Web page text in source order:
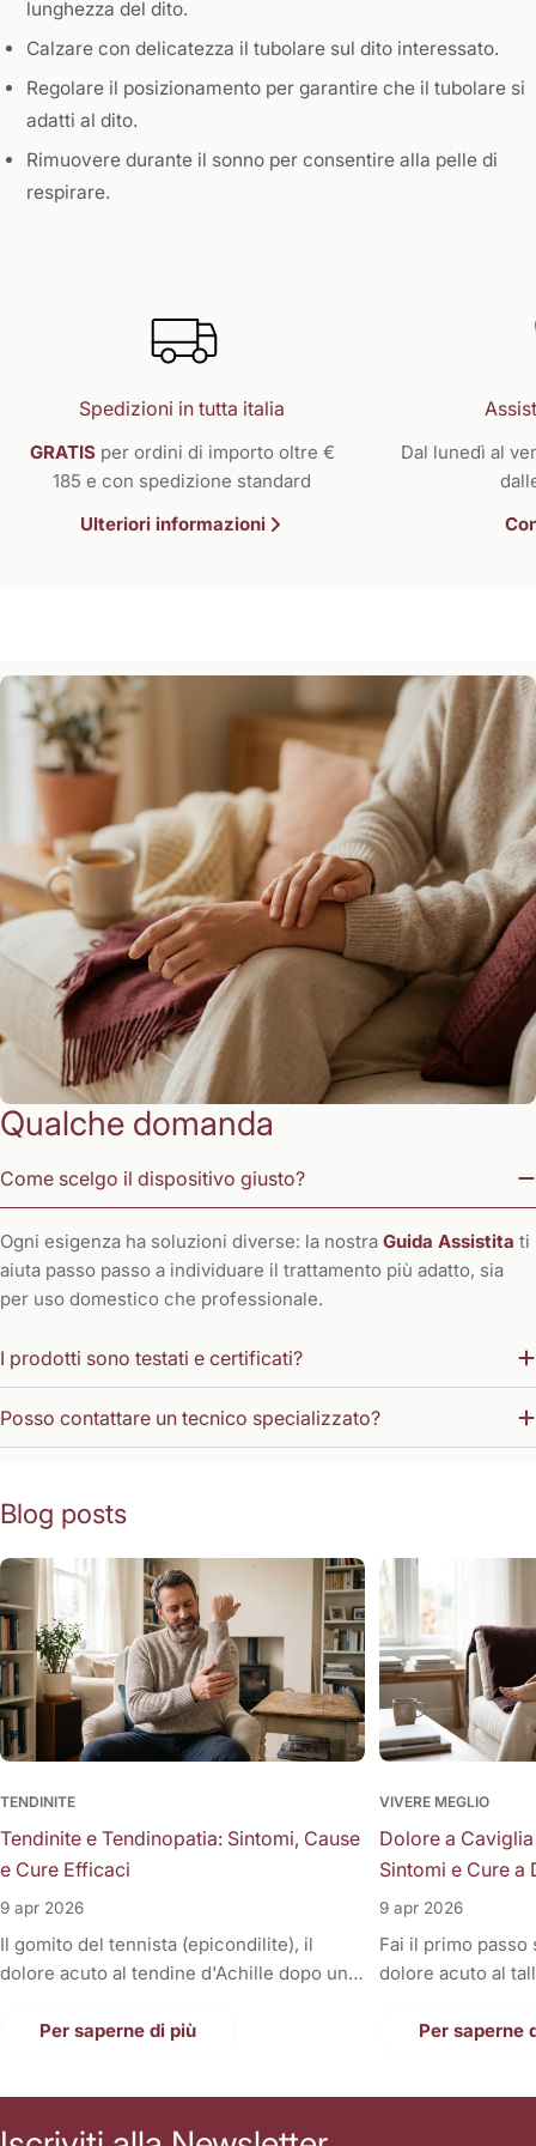
lunghezza del dito.
Calzare con delicatezza il tubolare sul dito interessato.
Regolare il posizionamento per garantire che il tubolare si
adatti al dito.
Rimuovere durante il sonno per consentire alla pelle di
respirare.
Spedizioni in tutta italia
GRATIS per ordini di importo oltre €
185 e con spedizione standard
Ulteriori informazioni
Dal lunedì al
Qualche domanda
Come scelgo il dispositivo giusto?
Ogni esigenza ha soluzioni diverse: la nostra Guida Assistita ti
aiuta passo passo a individuare il trattamento più adatto, sia
per uso domestico che professionale.
I prodotti sono testati e certificati?
Posso contattare un tecnico specializzato?
Blog posts
TENDINITE
Tendinite e Tendinopatia: Sintomi, Cause
e Cure Efficaci
9 apr 2026
Il gomito del tennista (epicondilite), il
dolore acuto al tendine d'Achille dopo una
braccio, o il fastidioso dolore al ginocchio
Per saperne di più
VIVERE MEGLIO
Dolore a
Sintomi e Cure a
9 apr 2026
Fai il primo
dolore acuto al
sono gonfie,
Per saperne